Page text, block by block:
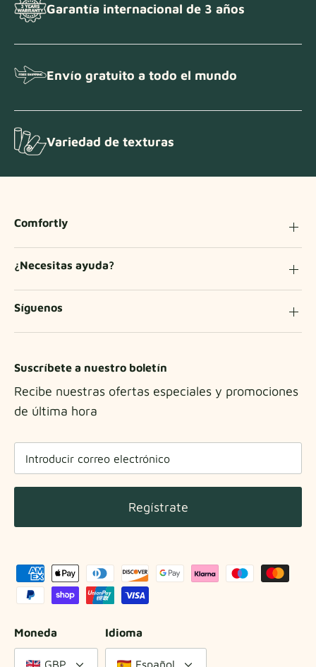
Garantía internacional de 3 años
Envío gratuito a todo el mundo
Variedad de texturas
Suscríbete a nuestro boletín
Recibe nuestras ofertas especiales y promociones
de última hora
Regístrate
Comfortly
¿Necesitas ayuda?
Síguenos
Moneda
GBP
Idioma
Español